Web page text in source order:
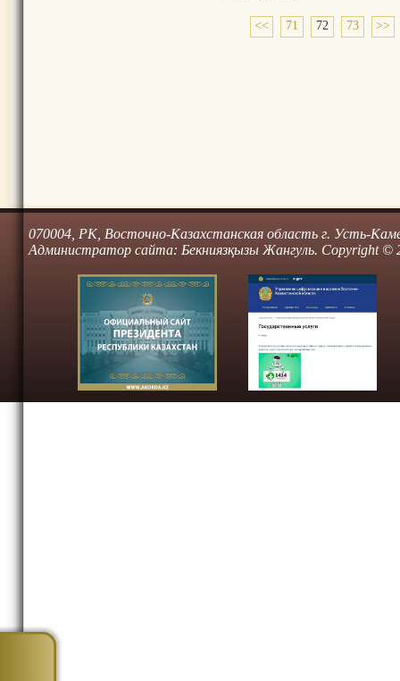
<< 71 72 73 >>
070004, РК, Восточно-Казахстанская область г. Усть-
Администратор сайта: Бекниязқызы Жангуль. Copyright ©